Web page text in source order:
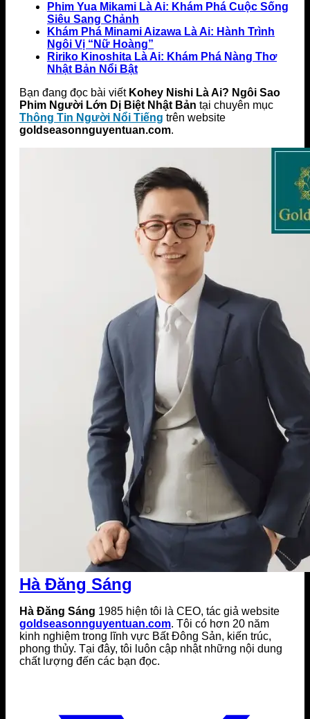
Phim Yua Mikami Là Ai: Khám Phá Cuộc Sống
Siêu Sang Chảnh
Khám Phá Minami Aizawa Là Ai: Hành Trình
Ngôi Vị “Nữ Hoàng”
Ririko Kinoshita Là Ai: Khám Phá Nàng Thơ
Nhật Bản Nổi Bật
Bạn đang đọc bài viết Kohey Nishi Là Ai? Ngôi Sao
Phim Người Lớn Dị Biệt Nhật Bản tại chuyên mục
Thông Tin Người Nổi Tiếng trên website
goldseasonnguyentuan.com.
Hà Đăng Sáng
Hà Đăng Sáng 1985 hiện tôi là CEO, tác giả website
goldseasonnguyentuan.com. Tôi có hơn 20 năm
kinh nghiệm trong lĩnh vực Bất Đông Sản, kiến trúc,
phong thủy. Tại đây, tôi luôn cập nhật những nội dung
chất lượng đến các bạn đọc.